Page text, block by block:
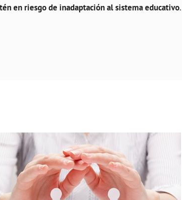
en riesgo de inadaptación al sistema educativo.